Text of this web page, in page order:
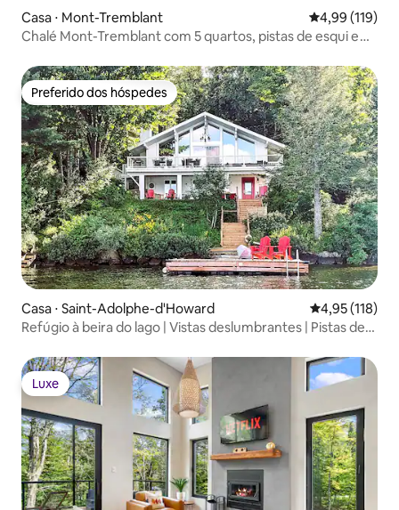
Casa ⋅ Mont-Tremblant 4,99 de uma
4,99 (119)
Chalé Mont-Tremblant com 5 quartos, pistas de esqui e
Preferido dos hóspedes
Preferido dos hóspedes
Casa ⋅ Saint-Adolphe-d'Howard 4,95 de uma
4,95 (118)
Refúgio à beira do lago | Vistas deslumbrantes | Pistas de
Luxe
Luxe